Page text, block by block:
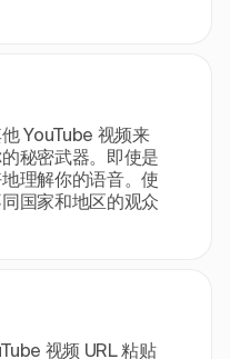
YouTube 视频来
秘密武器。即使是
理解你的语音。使
国家和地区的观众
视频 URL 粘贴